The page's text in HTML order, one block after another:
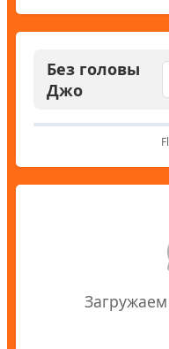
Без головы
Джо